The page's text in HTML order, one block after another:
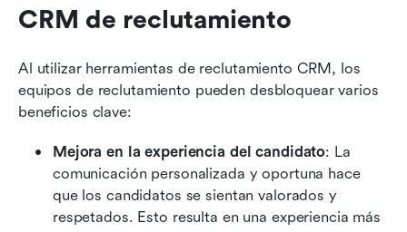
CRM de reclutamiento
Al utilizar herramientas de reclutamiento CRM, los
equipos de reclutamiento pueden desbloquear varios
beneficios clave:
Mejora en la experiencia del candidato: La
comunicación personalizada y oportuna hace
que los candidatos se sientan valorados y
respetados. Esto resulta en una experiencia más